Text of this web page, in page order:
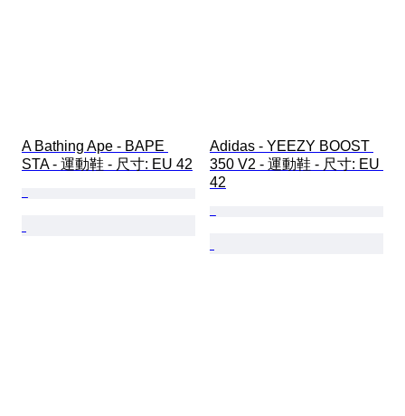
A Bathing Ape - BAPE
STA - 運動鞋 - 尺寸: EU 42
Adidas - YEEZY BOOST
350 V2 - 運動鞋 - 尺寸: EU
42